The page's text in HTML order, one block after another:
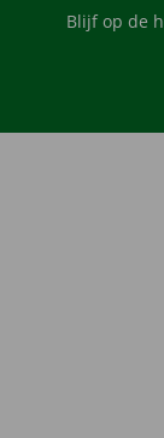
Blijf op de